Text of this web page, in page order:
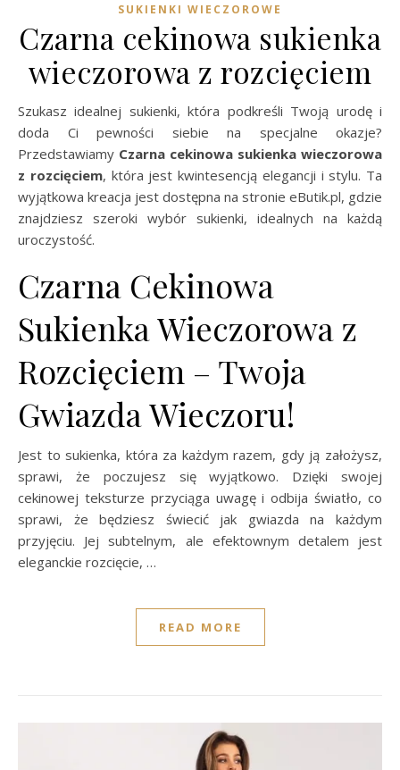
SUKIENKI WIECZOROWE
Czarna cekinowa sukienka
wieczorowa z rozcięciem
Szukasz idealnej sukienki, która podkreśli Twoją urodę i
doda Ci pewności siebie na specjalne okazje?
Przedstawiamy Czarna cekinowa sukienka wieczorowa
z rozcięciem, która jest kwintesencją elegancji i stylu. Ta
wyjątkowa kreacja jest dostępna na stronie eButik.pl, gdzie
znajdziesz szeroki wybór sukienki, idealnych na każdą
uroczystość.
Czarna Cekinowa
Sukienka Wieczorowa z
Rozcięciem – Twoja
Gwiazda Wieczoru!
Jest to sukienka, która za każdym razem, gdy ją założysz,
sprawi, że poczujesz się wyjątkowo. Dzięki swojej
cekinowej teksturze przyciąga uwagę i odbija światło, co
sprawi, że będziesz świecić jak gwiazda na każdym
przyjęciu. Jej subtelnym, ale efektownym detalem jest
eleganckie rozcięcie, …
READ MORE